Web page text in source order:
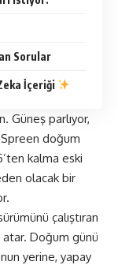
Sorular
İçeriği
Güneş parlıyor,
Spreen doğum
kalma eski
olacak bir
çalıştıran
atar. Doğum günü
yerine, yapay